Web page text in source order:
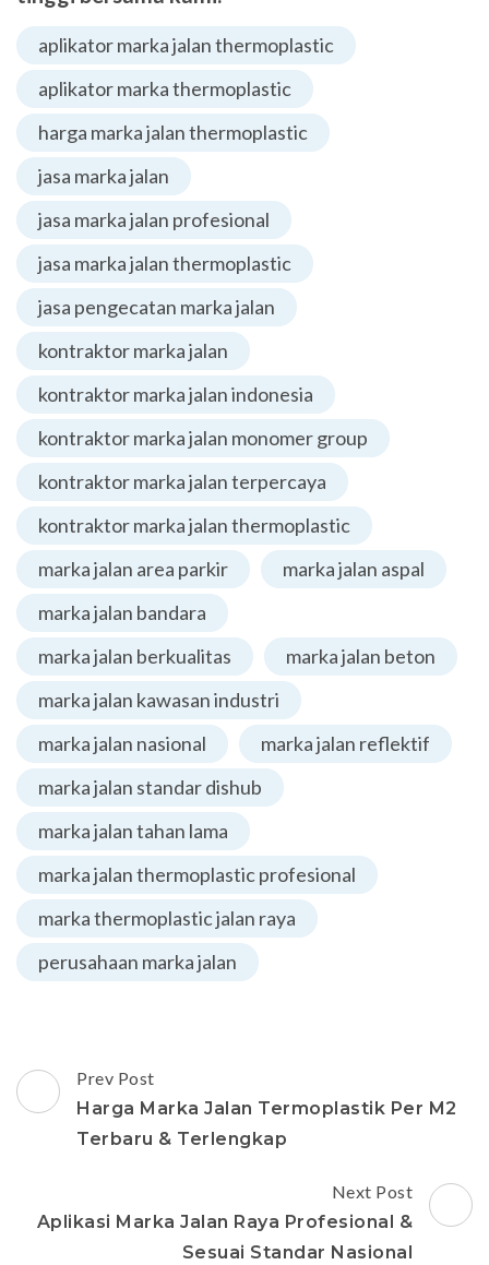
aplikator marka jalan thermoplastic
aplikator marka thermoplastic
harga marka jalan thermoplastic
jasa marka jalan
jasa marka jalan profesional
jasa marka jalan thermoplastic
jasa pengecatan marka jalan
kontraktor marka jalan
kontraktor marka jalan indonesia
kontraktor marka jalan monomer group
kontraktor marka jalan terpercaya
kontraktor marka jalan thermoplastic
marka jalan area parkir
marka jalan aspal
marka jalan bandara
marka jalan berkualitas
marka jalan beton
marka jalan kawasan industri
marka jalan nasional
marka jalan reflektif
marka jalan standar dishub
marka jalan tahan lama
marka jalan thermoplastic profesional
marka thermoplastic jalan raya
perusahaan marka jalan
Post
Navigation
Prev Post
Harga Marka Jalan Termoplastik Per M2
Terbaru & Terlengkap
Next Post
Aplikasi Marka Jalan Raya Profesional &
Sesuai Standar Nasional